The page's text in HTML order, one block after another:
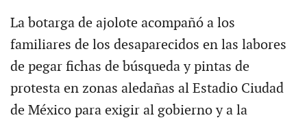
La botarga de ajolote acompañó a los
familiares de los desaparecidos en las labores
de pegar fichas de búsqueda y pintas de
protesta en zonas aledañas al Estadio Ciudad
de México para exigir al gobierno y a la